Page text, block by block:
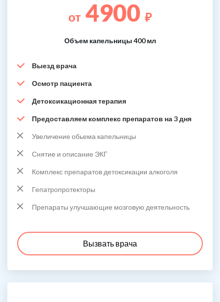
от 4900 ₽
Объем капельницы 400 мл
Выезд врача
Осмотр пациента
Детоксикационная терапия
Предоставляем комплекс препаратов на 3 дня
Увеличение обьема капельницы
Снятие и описание ЭКГ
Комплекс препаратов детоксикации алкоголя
Гепатропротекторы
Препараты улучшающие мозговую деятельность
Вызвать врача